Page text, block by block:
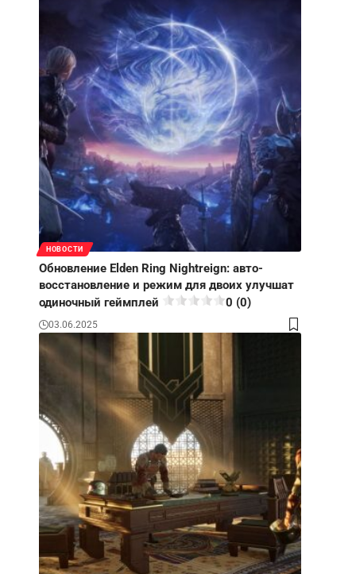
НОВОСТИ
Обновление Elden Ring Nightreign: авто-
восстановление и режим для двоих улучшат
одиночный геймплей
0 (0)
03.06.2025